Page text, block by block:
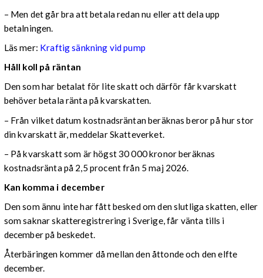
– Men det går bra att betala redan nu eller att dela upp
betalningen.
Läs mer: Kraftig sänkning vid pump
Håll koll på räntan
Den som har betalat för lite skatt och därför får kvarskatt
behöver betala ränta på kvarskatten.
– Från vilket datum kostnadsräntan beräknas beror på hur stor
din kvarskatt är, meddelar Skatteverket.
– På kvarskatt som är högst 30 000 kronor beräknas
kostnadsränta på 2,5 procent från 5 maj 2026.
Kan komma i december
Den som ännu inte har fått besked om den slutliga skatten, eller
som saknar skatteregistrering i Sverige, får vänta tills i
december på beskedet.
Återbäringen kommer då mellan den åttonde och den elfte
december.